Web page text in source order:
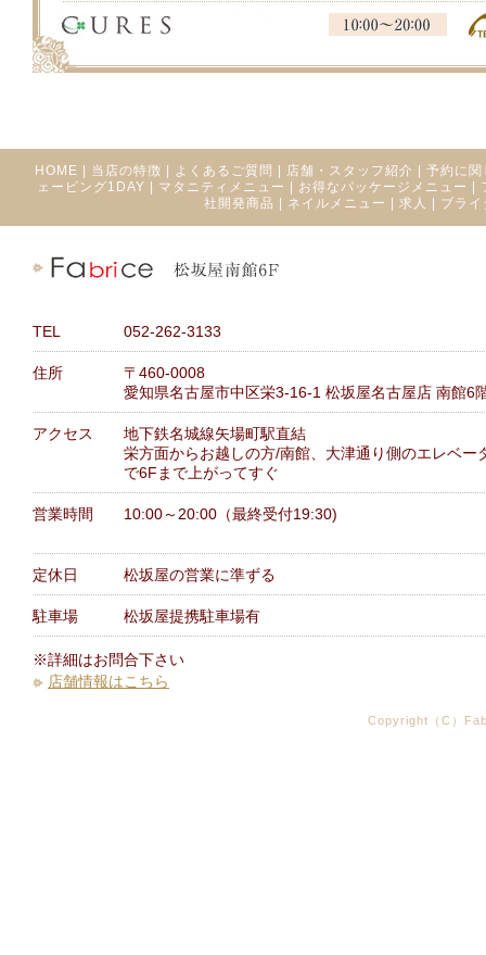
HOME 当店の特徴 よくあるご質問 店舗・スタッフ紹介
予約に関
ェービング1DAY
マタニティメニュー お得なパッケージメニュー
社開発商品
ネイルメニュー 求人 ブラ
TEL 052-262-3133
住所
〒460-0008
愛知県名古屋市中区栄3-16-1 松坂屋名古屋店 南館6
アクセス
地下鉄名城線矢場町駅直結
栄方面からお越しの方/南館、大津通り側のエレベー
で6Fまで上がってすぐ
営業時間 10:00～20:00（最終受付19:30)
定休日 松坂屋の営業に準ずる
駐車場 松坂屋提携駐車場有
※詳細はお問合下さい
店舗情報はこちら
Copyright（C）